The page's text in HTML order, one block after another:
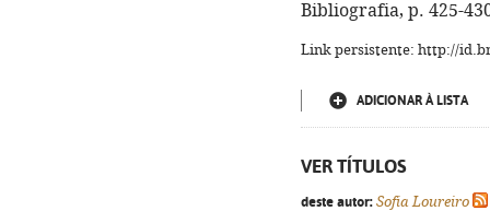
Bibliografia, p. 425-
Link persistente: http://
ADICIONAR À LISTA
VER TÍTULOS
deste autor: Sofia Loureiro